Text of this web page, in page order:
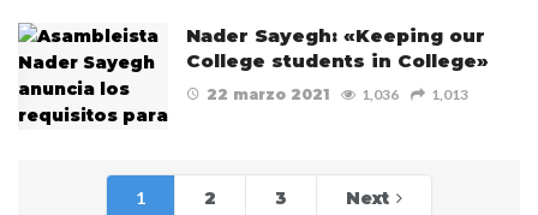
Nader Sayegh: «Keeping our
College students in College»
22 marzo 2021 1,036 1,013
1 2 3 Next